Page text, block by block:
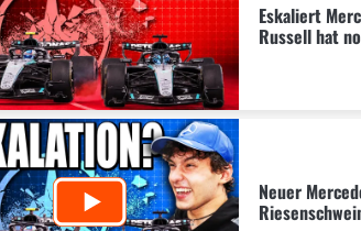
Eskaliert
Russell hat
Neuer